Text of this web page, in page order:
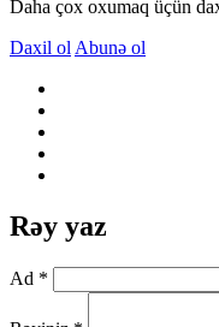
Daha çox oxumaq üçün
Daxil ol Abunə ol
Rəy yaz
Ad *